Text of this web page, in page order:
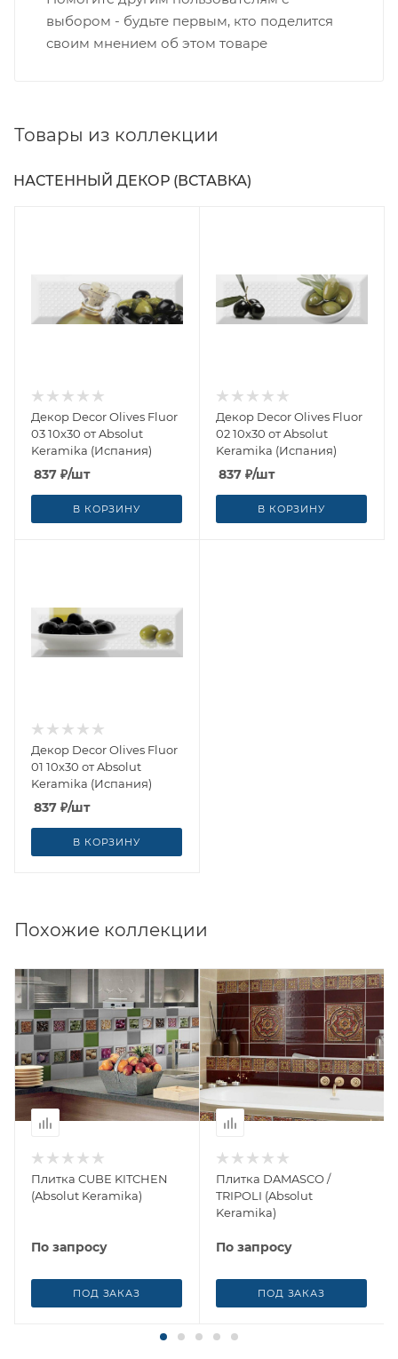
выбором - будьте первым, кто поделится
своим мнением об этом товаре
Товары из коллекции
НАСТЕННЫЙ ДЕКОР (ВСТАВКА)
Декор Decor Olives Fluor
03 10x30 от Absolut
Keramika (Испания)
837 ₽/шт
В КОРЗИНУ
Декор Decor Olives Fluor
02 10x30 от Absolut
Keramika (Испания)
837 ₽/шт
В КОРЗИНУ
Декор Decor Olives Fluor
01 10x30 от Absolut
Keramika (Испания)
837 ₽/шт
В КОРЗИНУ
Похожие коллекции
Плитка CUBE KITCHEN
(Absolut Keramika)
По запросу
ПОД ЗАКАЗ
Плитка DAMASCO /
TRIPOLI (Absolut
Keramika)
По запросу
ПОД ЗАКАЗ